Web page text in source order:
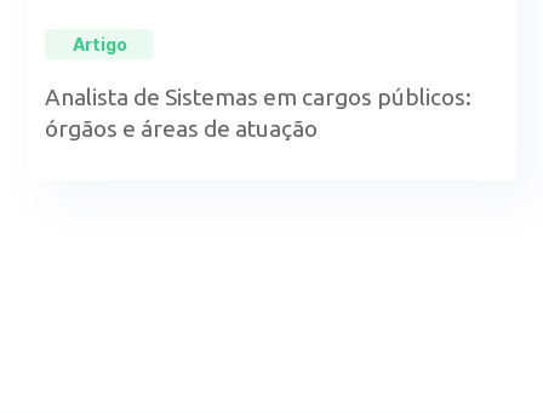
Artigo
Analista de Sistemas em cargos públicos:
órgãos e áreas de atuação